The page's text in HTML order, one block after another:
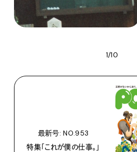
1/10
最新号: NO.953
特集「これが僕の仕事。」